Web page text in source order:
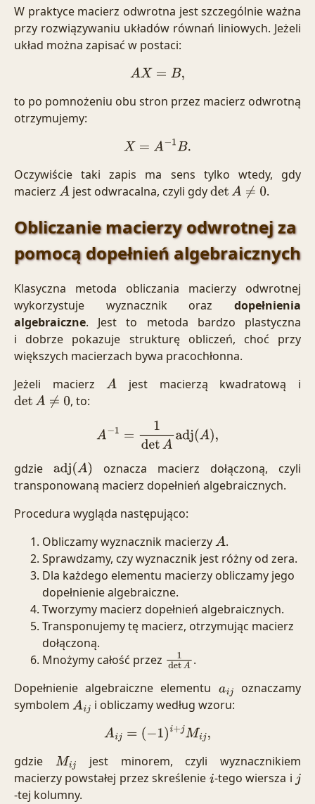
W praktyce macierz odwrotna jest szczególnie ważna
przy rozwiązywaniu układów równań liniowych. Jeżeli
układ można zapisać w postaci:
AX =B ,
to po pomnożeniu obu stron przez macierz odwrotną
otrzymujemy:
X=A−1B.
Oczywiście taki zapis ma sens tylko wtedy, gdy
macierz A jest odwracalna, czyli gdydetA≠0 .
Obliczanie macierzy odwrotnej za
pomocą dopełnień algebraicznych
Klasyczna metoda obliczania macierzy odwrotnej
wykorzystuje wyznacznik oraz dopełnienia
algebraiczne. Jest to metoda bardzo plastyczna
i dobrze pokazuje strukturę obliczeń, choć przy
większych macierzach bywa pracochłonna.
Jeżeli macierzA
jest macierzą kwadratową i
detA≠ 0
, to:
A
det adj(A)
gdzie adj(A)
oznacza macierz dołączoną, czyli
transponowaną macierz dopełnień algebraicznych.
Procedura wygląda następująco:
Obliczamy wyznacznik macierzyA .
Sprawdzamy, czy wyznacznik jest różny od zera.
Dla każdego elementu macierzy obliczamy jego
dopełnienie algebraiczne.
Tworzymy macierz dopełnień algebraicznych.
Transponujemy tę macierz, otrzymując macierz
dołączoną.
Mnożymy całość przez 1detA.
Dopełnienie algebraiczne elementu aij
oznaczamy
symbolem Aij
i obliczamy według wzoru:
Aij= (−1)i+jMij,
gdzie Mij
jest minorem, czyli wyznacznikiem
macierzy powstałej przez skreślenie i-tego wiersza i j
-tej kolumny.